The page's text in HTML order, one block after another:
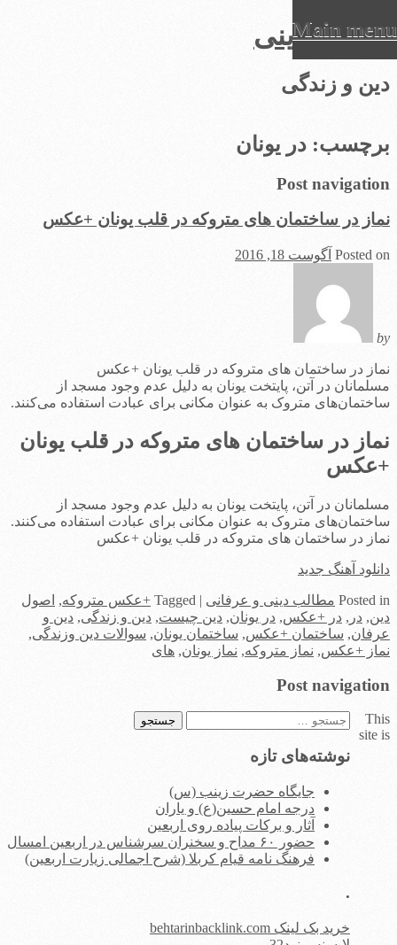
عرفان دینی
دین و زندگی
Main menu
to
content
برچسب: در یونان
Post navigation
نماز در ساختمان های متروکه در قلب یونان +عکس
Posted on آگوست 18, 2016
by
نماز در ساختمان های متروکه در قلب یونان +عکس
مسلمانان در آتن، پایتخت یونان به دلیل عدم وجود مسجد از
ساختمان‌های متروک به عنوان مکانی برای عبادت استفاده می‌کنند.
نماز در ساختمان های متروکه در قلب یونان
+عکس
مسلمانان در آتن، پایتخت یونان به دلیل عدم وجود مسجد از
ساختمان‌های متروک به عنوان مکانی برای عبادت استفاده می‌کنند.
نماز در ساختمان های متروکه در قلب یونان +عکس
دانلود آهنگ جدید
Posted in مطالب دینی و عرفانی |
Tagged +عکس متروکه, اصول
دین, در , در +عکس, در یونان, دین چیست, دین و زندگی, دین و
عرفان, ساختمان +عکس, ساختمان یونان, سوالات دین وزندگی,
نماز +عکس, نماز متروکه, نماز یونان, های
Post navigation
جستجو
نوشته‌های تازه
جایگاه حضرت زینب (س)
درجه امام حسین(ع) و یاران
آثار و برکات پیاده روی اربعین
حضور ۶۰ مداح و سخنران سرشناس در اربعین امسال
فرهنگ نامه قیام کربلا (شرح اجمالی زیارت اربعین)
.
خرید بک لینک behtarinbacklink.com
This
site is